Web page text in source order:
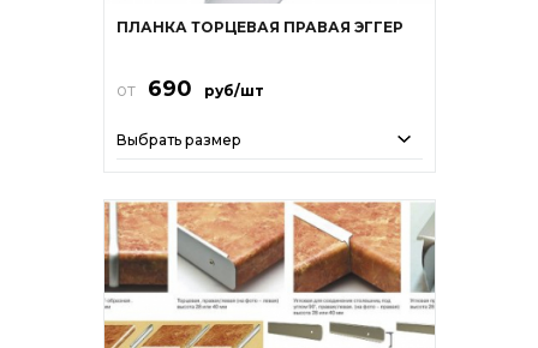
ПЛАНКА ТОРЦЕВАЯ ПРАВАЯ ЭГГЕР
от 690 руб/шт
Выбрать размер